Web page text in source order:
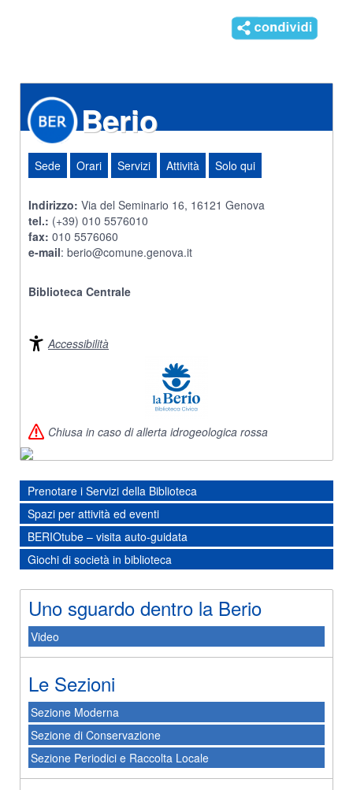
Berio
Sede Orari Servizi Attività Solo qui
Indirizzo: Via del Seminario 16, 16121 Genova
tel.: (+39) 010 5576010
fax: 010 5576060
e-mail: berio@comune.genova.it
Biblioteca Centrale
Accessibilità
Chiusa in caso di allerta idrogeologica rossa
Prenotare i Servizi della Biblioteca
Spazi per attività ed eventi
BERIOtube – visita auto-guidata
Giochi di società in biblioteca
Uno sguardo dentro la Berio
Video
Le Sezioni
Sezione Moderna
Sezione di Conservazione
Sezione Periodici e Raccolta Locale